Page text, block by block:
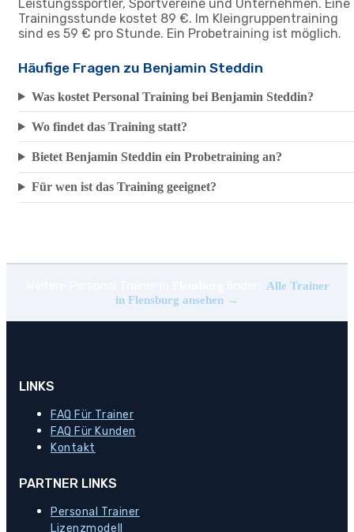
Leistungssportler, Sportvereine und Unternehmen. Eine
Trainingsstunde kostet 89 €. Im Kleingruppentraining
sind es 59 € pro Stunde. Ein Probetraining ist möglich.
Häufige Fragen zu Benjamin Steddin
Was kostet Personal Training bei Benjamin Steddin?
Wo findet das Training statt?
Bietet Benjamin Steddin ein Probetraining an?
Für wen ist das Training geeignet?
Alle Trainer
in Flensburg ansehen →
LINKS
FAQ Für Trainer
FAQ Für Kunden
Kontakt
PARTNER LINKS
Personal Trainer
Lizenzmodell